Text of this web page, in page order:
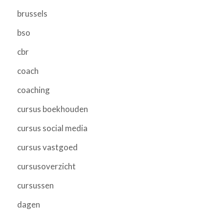
brussels
bso
cbr
coach
coaching
cursus boekhouden
cursus social media
cursus vastgoed
cursusoverzicht
cursussen
dagen